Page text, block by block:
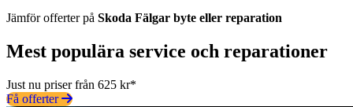
Jämför offerter på Skoda Fälgar byte eller reparation
Mest populära service och reparationer
Just nu priser från 625 kr*
Få offerter